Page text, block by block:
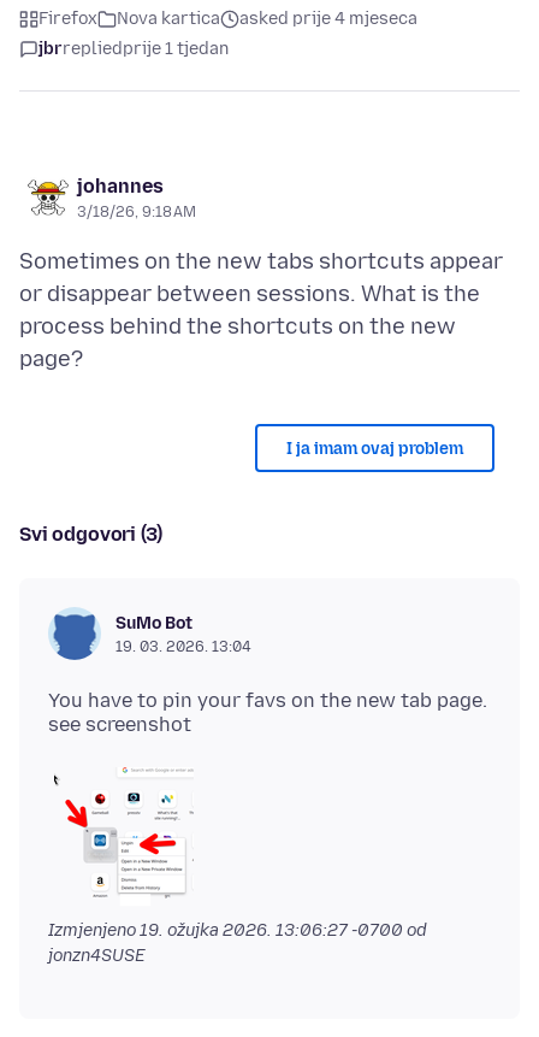
Firefox Nova kartica
asked prije 4 mjeseca
jbrrepliedprije 1 tjedan
johannes
3/18/26, 9:18 AM
Sometimes on the new tabs shortcuts appear
or disappear between sessions. What is the
process behind the shortcuts on the new
I ja imam ovaj problem
Svi odgovori (3)
SuMo Bot
19. 03. 2026. 13:04
You have to pin your favs on the new tab page.
Izmjenjeno19. ožujka 2026. 13:06:27 -0700 od
jonzn4SUSE